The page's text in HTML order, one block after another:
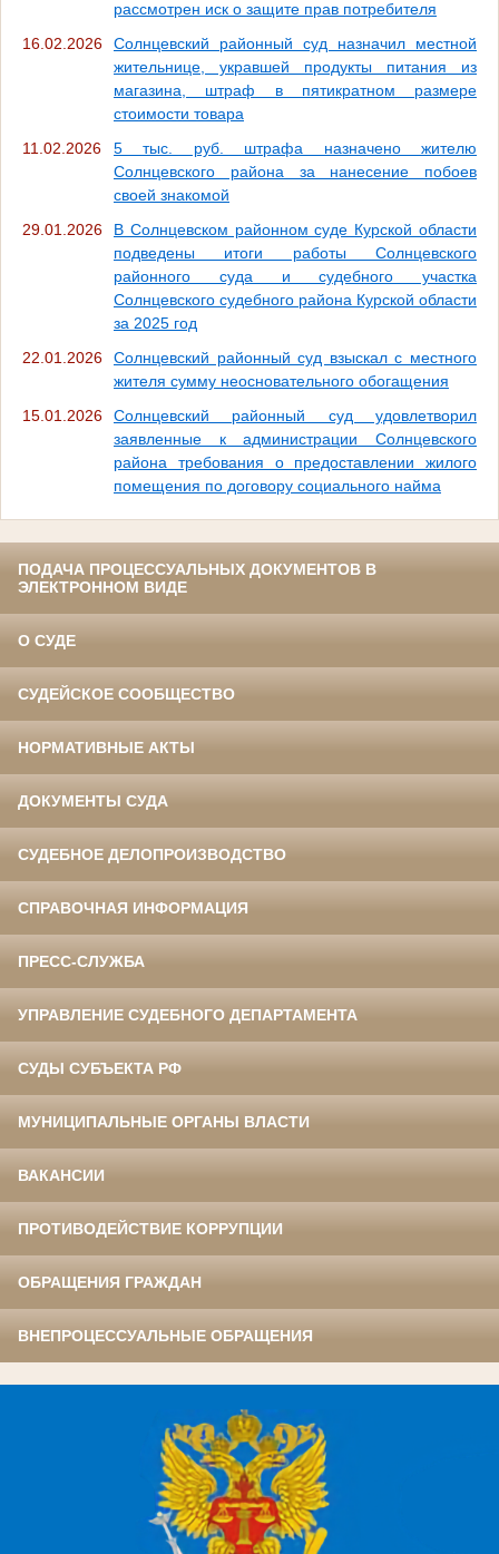
рассмотрен иск о защите прав потребителя
16.02.2026
Солнцевский районный суд назначил местной
жительнице, укравшей продукты питания из
магазина, штраф в пятикратном размере
стоимости товара
11.02.2026
5 тыс. руб. штрафа назначено жителю
Солнцевского района за нанесение побоев
своей знакомой
29.01.2026
В Солнцевском районном суде Курской области
подведены итоги работы Солнцевского
районного суда и судебного участка
Солнцевского судебного района Курской области
за 2025 год
22.01.2026
Солнцевский районный суд взыскал с местного
жителя сумму неосновательного обогащения
15.01.2026
Солнцевский районный суд удовлетворил
заявленные к администрации Солнцевского
района требования о предоставлении жилого
помещения по договору социального найма
ПОДАЧА ПРОЦЕССУАЛЬНЫХ ДОКУМЕНТОВ В
ЭЛЕКТРОННОМ ВИДЕ
О СУДЕ
СУДЕЙСКОЕ СООБЩЕСТВО
НОРМАТИВНЫЕ АКТЫ
ДОКУМЕНТЫ СУДА
СУДЕБНОЕ ДЕЛОПРОИЗВОДСТВО
СПРАВОЧНАЯ ИНФОРМАЦИЯ
ПРЕСС-СЛУЖБА
УПРАВЛЕНИЕ СУДЕБНОГО ДЕПАРТАМЕНТА
СУДЫ СУБЪЕКТА РФ
МУНИЦИПАЛЬНЫЕ ОРГАНЫ ВЛАСТИ
ВАКАНСИИ
ПРОТИВОДЕЙСТВИЕ КОРРУПЦИИ
ОБРАЩЕНИЯ ГРАЖДАН
ВНЕПРОЦЕССУАЛЬНЫЕ ОБРАЩЕНИЯ